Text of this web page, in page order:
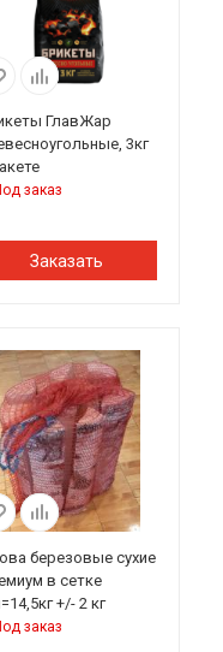
ГлавЖар
3кг
заказ
Заказать
березовые сухие
в сетке
+/- 2 кг
заказ